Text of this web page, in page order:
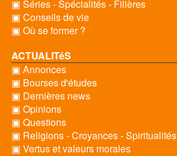
▣ Séries - Spécialités - Filières
▣ Conseils de vie
▣ Où se former ?
ACTUALITéS
▣ Annonces
▣ Bourses d'études
▣ Dernières news
▣ Opinions
▣ Questions
▣ Religions - Croyances - Spiritualités
▣ Vertus et valeurs morales